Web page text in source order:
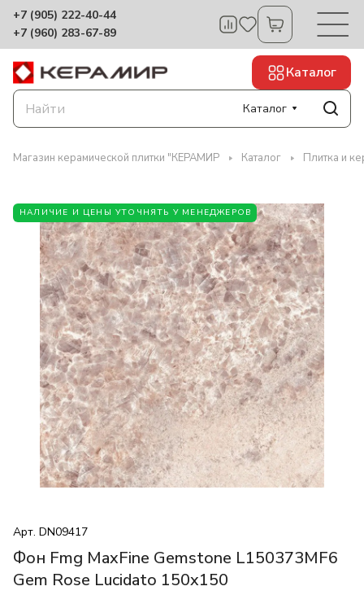
+7 (905) 222-40-44
+7 (960) 283-67-89
Каталог
Каталог
Магазин керамической плитки "КЕРАМИР Каталог Плитка и
НАЛИЧИЕ И ЦЕНЫ УТОЧНЯТЬ У МЕНЕДЖЕРОВ
Арт. DN09417
Фон Fmg MaxFine Gemstone L150373MF6
Gem Rose Lucidato 150x150